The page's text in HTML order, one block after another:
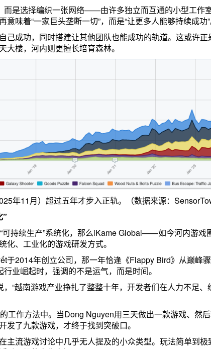
而是选择编织一张网络——由许多独立而互通的小型工作
味着“一家巨头垄断一切”，而是“让更多人能够持续成功”
己成功，同时搭建让其他团队也能成功的轨道。这或许正
大楼，河内则更擅长培育森林。
年11月）超过五年才步入正轨。（数据来源：
”
可持续生产”系统化，那么iKame Global——如今河内游
、工业化的游戏研发方式。
于2014年创立公司，那一年恰逢《Flappy Bird》从巅峰
业崛起时，强调的不是运气，而是时间。
，“越南游戏产业挣扎了整整十年，开发者们在人力不足
工作方法中。当Dong Nguyen用三天做出一款游戏、然
了九款游戏，才终于找到突破口。
流游戏讨论中几乎无人提及的小众类型。玩法简单到极